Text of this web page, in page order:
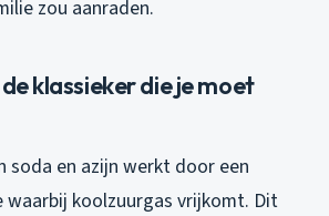
zou aanraden.
klassieker die je moet
soda en azijn werkt door een
waarbij koolzuurgas vrijkomt. Dit